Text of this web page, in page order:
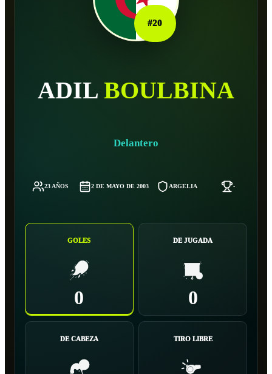
#20
ADIL BOULBINA
Delantero
23 AÑOS 2 DE MAYO DE 2003 ARGELIA -
GOLES
0
DE JUGADA
0
DE CABEZA TIRO LIBRE